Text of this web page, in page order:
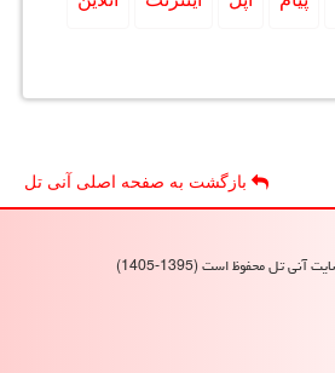
بازگشت به صفحه اصلی آنی تل